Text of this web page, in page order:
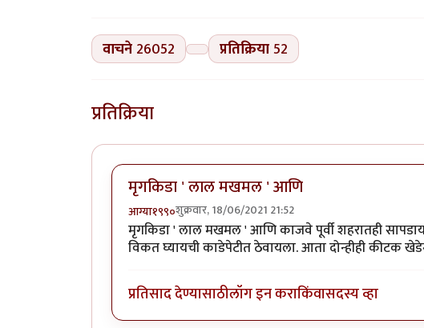
वाचने 26052 प्रतिक्रिया52
प्रतिक्रिया
मृगकिडा ' लाल मखमल ' आणि
आग्या१९९०शुक्रवार, 18/06/2021 21:52
मृगकिडा ' लाल मखमल ' आणि काजवे पूर्वी शहरातही
विकत घ्यायची काडेपेटीत ठेवायला. आता दोन्हीही कीटक
प्रतिसाद देण्यासाठीलॉग इन कराकिंवासदस्य व्हा